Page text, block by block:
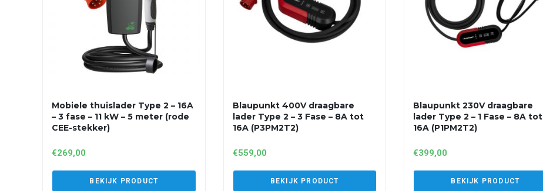
Mobiele thuislader Type 2 – 16A
– 3 fase – 11 kW – 5 meter (rode
CEE-stekker)
€269,00
BEKIJK PRODUCT
Blaupunkt 400V draagbare
lader Type 2 – 3 Fase – 8A tot
16A (P3PM2T2)
€559,00
BEKIJK PRODUCT
Blaupunkt 230V draagbare
lader Type 2 – 1 Fase – 8A tot
16A (P1PM2T2)
€399,00
BEKIJK PRODUCT